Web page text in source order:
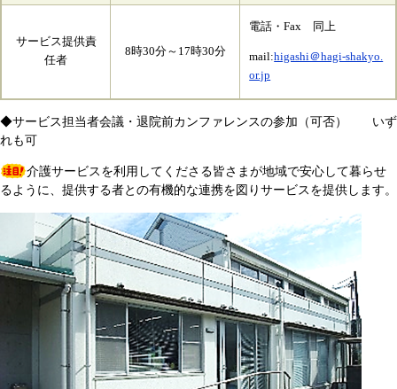
サービス提供責
任者
8時30分～17時30分
電話・Fax 同上
mail:higashi＠hagi-shakyo.
or.jp
◆サービス担当者会議・退院前カンファレンスの参加（可否） いず
れも可
介護サービスを利用してくださる皆さまが地域で安心して暮らせ
るように、提供する者との有機的な連携を図りサービスを提供します。